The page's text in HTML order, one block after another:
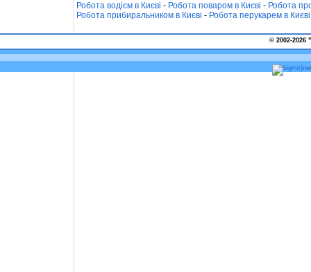
Робота водієм в Києві - Робота поваром в Києві - Робота
Робота прибиральником в Києві - Робота перукарем в Києві
© 2002-2026